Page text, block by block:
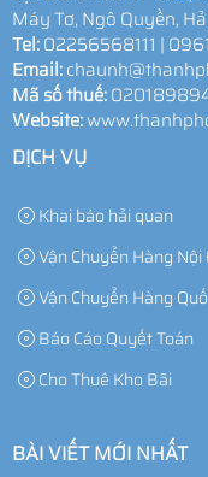
Máy Tơ, Ngô Quyền,
Tel:02256568111 |
Email:
Mã số thuế:
Website:
DỊCH VỤ
Khai báo hải quan
Vận Chuyển Hàng Nội
Vận Chuyển Hàng
Báo Cáo Quyết Toán
Cho Thuê Kho Bãi
BÀI VIẾT MỚI NHẤT